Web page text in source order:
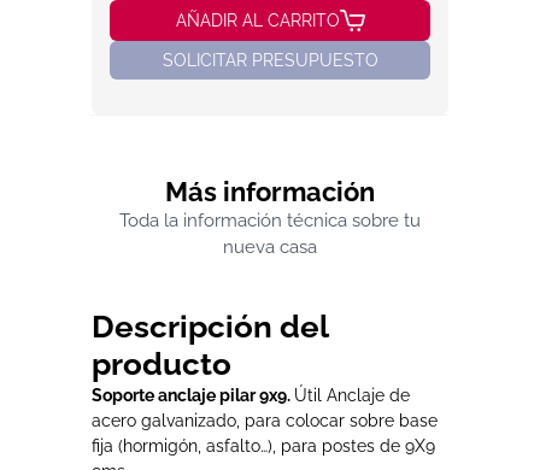
AÑADIR AL CARRITO
SOLICITAR PRESUPUESTO
Más información
Toda la información técnica sobre tu
nueva casa
Descripción del
producto
Soporte anclaje pilar 9x9. Útil Anclaje de
acero galvanizado, para colocar sobre base
fija (hormigón, asfalto…), para postes de 9X9